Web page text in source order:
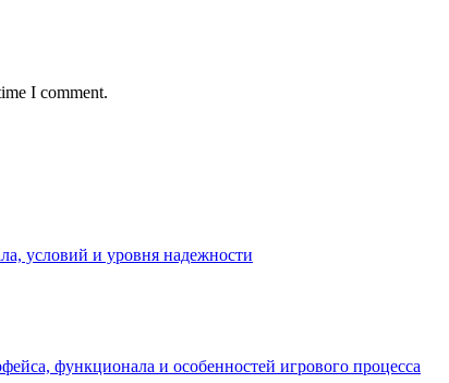
I comment.
условий и уровня надежности
функционала и особенностей игрового процесса